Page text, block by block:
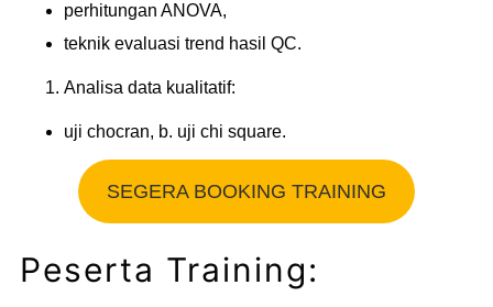
perhitungan ANOVA,
teknik evaluasi trend hasil QC.
Analisa data kualitatif:
uji chocran, b. uji chi square.
SEGERA BOOKING TRAINING
Peserta Training: